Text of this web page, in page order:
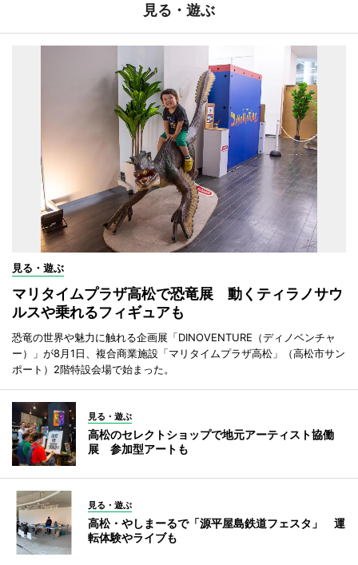
見る・遊ぶ
見る・遊ぶ
マリタイムプラザ高松で恐竜展 動くティラノサウ
ルスや乗れるフィギュアも
恐竜の世界や魅力に触れる企画展「DINOVENTURE（ディノベンチャ
ー）」が8月1日、複合商業施設「マリタイムプラザ高松」（高松市サン
ポート）2階特設会場で始まった。
見る・遊ぶ
高松のセレクトショップで地元アーティスト協働
展 参加型アートも
見る・遊ぶ
高松・やしまーるで「源平屋島鉄道フェスタ」 運
転体験やライブも